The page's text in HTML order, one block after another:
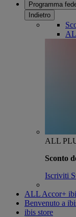
Programma
Indietro
ALL
Sconto
Iscriviti
ALL Accor+
Benvenuto a
ibis store